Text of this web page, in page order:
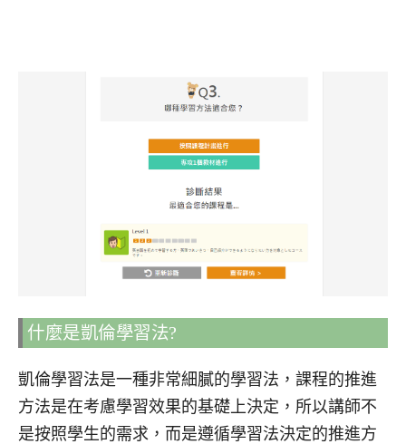
什麼是凱倫學習法?
凱倫學習法是一種非常細膩的學習法，課程的推進
方法是在考慮學習效果的基礎上決定，所以講師不
是按照學生的需求，而是遵循學習法決定的推進方